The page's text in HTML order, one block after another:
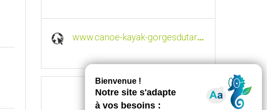
www.canoe-kayak-gorgesdutarn.com
Suivez-nous sur